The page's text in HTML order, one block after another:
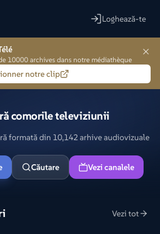
Loghează-te
10000 archives dans notre médiathèque
notre clip
comorile televiziunii
formată din 10,142 arhive audiovizuale
Căutare Vezi canalele
Vezi tot